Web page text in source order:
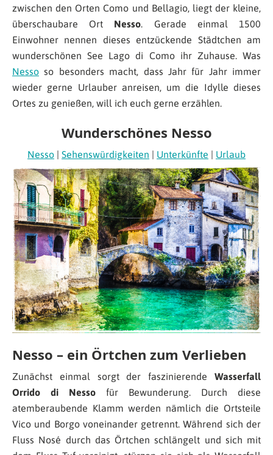
zwischen den Orten Como und Bellagio, liegt der kleine,
überschaubare Ort Nesso. Gerade einmal 1500
Einwohner nennen dieses entzückende Städtchen am
wunderschönen See Lago di Como ihr Zuhause. Was
Nesso so besonders macht, dass Jahr für Jahr immer
wieder gerne Urlauber anreisen, um die Idylle dieses
Ortes zu genießen, will ich euch gerne erzählen.
Wunderschönes Nesso
Nesso | Sehenswürdigkeiten | Unterkünfte | Urlaub
Nesso – ein Örtchen zum Verlieben
Zunächst einmal sorgt der faszinierende Wasserfall
Orrido di Nesso für Bewunderung. Durch diese
atemberaubende Klamm werden nämlich die Ortsteile
Vico und Borgo voneinander getrennt. Während sich der
Fluss Nosé durch das Örtchen schlängelt und sich mit